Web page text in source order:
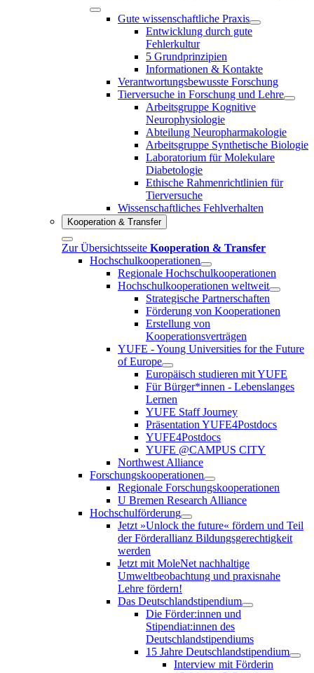
Gute wissenschaftliche Praxis
Entwicklung durch gute
Fehlerkultur
5 Grundprinzipien
Informationen & Kontakte
Verantwortungsbewusste Forschung
Tierversuche in Forschung und Lehre
Arbeitsgruppe Kognitive
Neurophysiologie
Abteilung Neuropharmakologie
Arbeitsgruppe Synthetische Biologie
Laboratorium für Molekulare
Diabetologie
Ethische Rahmenrichtlinien für
Tierversuche
Wissenschaftliches Fehlverhalten
Kooperation & Transfer
Zur Übersichtsseite Kooperation & Transfer
Hochschulkooperationen
Regionale Hochschulkooperationen
Hochschulkooperationen weltweit
Strategische Partnerschaften
Förderung von Kooperationen
Erstellung von
Kooperationsverträgen
YUFE - Young Universities for the Future
of Europe
Europäisch studieren mit YUFE
Für Bürger*innen - Lebenslanges
Lernen
YUFE Staff Journey
Präsentation YUFE4Postdocs
YUFE4Postdocs
YUFE @CAMPUS CITY
Northwest Alliance
Forschungskooperationen
Regionale Forschungskooperationen
U Bremen Research Alliance
Hochschulförderung
Jetzt »Unlock the future« fördern und Teil
der Förderallianz Bildungsgerechtigkeit
werden
Jetzt mit MoleNet nachhaltige
Umweltbeobachtung und praxisnahe
Lehre fördern!
Das Deutschlandstipendium
Die Förder:innen und
Stipendiat:innen des
Deutschlandstipendiums
15 Jahre Deutschlandstipendium
Interview mit Förderin